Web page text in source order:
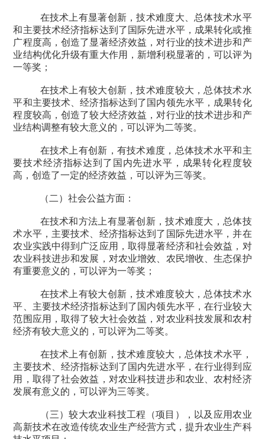
在技术上有显著创新，技术难度大、总体技术水平
和主要技术经济指标达到了国际先进水平，成果转化或推
广程度高，创造了显著经济效益，对行业的技术进步和产
业结构优化升级有重大作用，新增利税显著的，可以评为
一等奖；
在技术上有较大创新，技术难度较大，总体技术水
平和主要技术、经济指标达到了国内领先水平，成果转化
程度较高，创造了较大经济效益，对行业的技术进步和产
业结构调整有较大意义的，可以评为二等奖。
在技术上有创新，有技术难度，总体技术水平和主
要技术经济指标达到了国内先进水平，成果转化程度较
高，创造了一定的经济效益，可以评为三等奖。
（二）社会公益方面：
在技术和方法上有显著创新，技术难度大，总体技
术水平，主要技术、经济指标达到了国际先进水平，并在
农业实践中得到广泛应用，取得显著经济和社会效益，对
农业科技进步和发展，对农业增效、农民增收、生态保护
有重要意义的，可以评为一等奖；
在技术上有较大创新，技术难度较大，总体技术水
平、主要技术经济指标达到了国内领先水平，在行业较大
范围应用，取得了较大社会效益，对农业科技发展和农村
经济有较大意义的，可以评为二等奖。
在技术上有创新，技术难度较大，总体技术水平，
主要技术、经济指标达到了国内先进水平，在行业得到应
用，取得了社会效益，对农业科技进步和农业、农村经济
发展有意义的，可以评为三等奖。
（三）较大农业科技工程（项目），以及应用农业
高新技术在改造传统农业生产经营方式，提升农业生产科